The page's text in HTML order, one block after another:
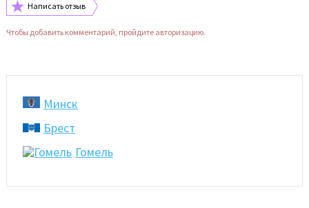
Написать отзыв
Чтобы добавить комментарий, пройдите авторизацию.
Минск
Брест
Гомель